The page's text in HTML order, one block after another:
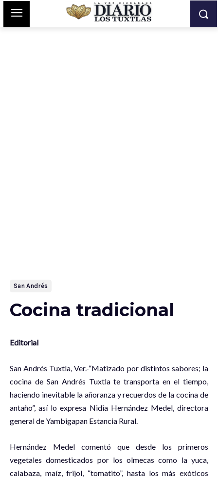
San Andrés
Cocina tradicional
Editorial
San Andrés Tuxtla, Ver.-“Matizado por distintos sabores; la
cocina de San Andrés Tuxtla te transporta en el tiempo,
haciendo inevitable la añoranza y recuerdos de la cocina de
antaño”, así lo expresa Nidia Hernández Medel, directora
general de Yambigapan Estancia Rural.
Hernández Medel comentó que desde los primeros
vegetales domesticados por los olmecas como la yuca,
calabaza, maíz, frijol, “tomatito”, hasta los más exóticos